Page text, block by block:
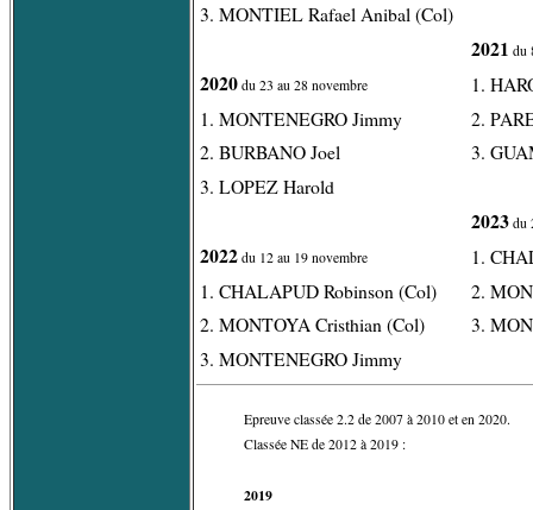
3. MONTIEL Rafael Anibal (Col)
2020 du 23 au 28 novembre
1. MONTENEGRO Jimmy
2. BURBANO Joel
3. LOPEZ Harold
2022 du 12 au 19 novembre
1. CHALAPUD Robinson (Col)
2. MONTOYA Cristhian (Col)
3. MONTENEGRO Jimmy
2021 du
1.
2.
3.
2023 du
1.
2.
3.
Epreuve classée 2.2 de 2007 à 2010 et en 2020.
Classée NE de 2012 à 2019 :
2019